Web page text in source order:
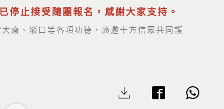
停止接受隨團報名，感謝大家支持。
齋、燄口等各項功德，廣邀十方信眾共同護